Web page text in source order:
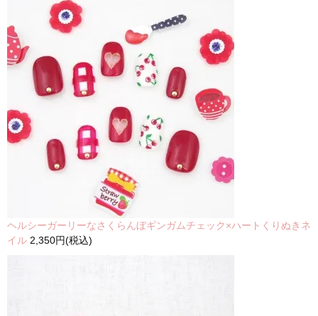
ヘルシーガーリーなさくらんぼギンガムチェック×ハートくりぬきネ
イル 2,350円(税込)